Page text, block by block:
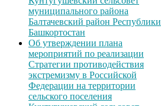
муниципального района
Балтачевский район Республики
Башкортостан
Об утверждении плана
мероприятий по реализации
Стратегии противодействия
экстремизму в Российской
Федерации на территории
сельского поселения